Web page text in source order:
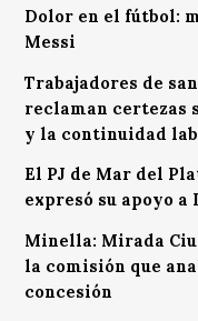
Dolor en el fútbol:
Messi
Trabajadores de
reclaman certezas
y la continuidad
El PJ de Mar del
expresó su apoyo a
Minella: Mirada
la comisión que
concesión